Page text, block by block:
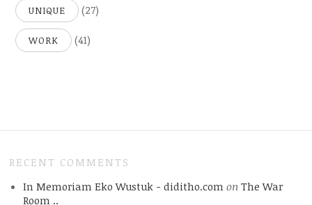
UNIQUE (27)
WORK (41)
RECENT COMMENTS
In Memoriam Eko Wustuk - diditho.com on The War
Room ..